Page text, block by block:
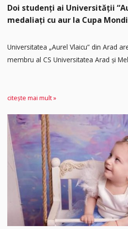
Doi studenți ai Universității
medaliați cu aur la Cupa
Universitatea „Aurel Vlaicu” din Arad
membru al CS Universitatea Arad și
citește mai mult »